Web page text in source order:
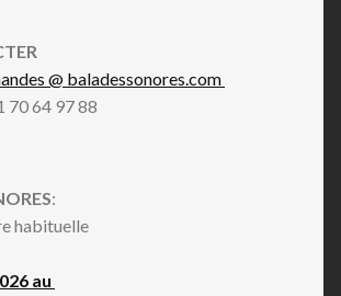
@ baladessonores.com
70 64 97 88
:
habituelle
au